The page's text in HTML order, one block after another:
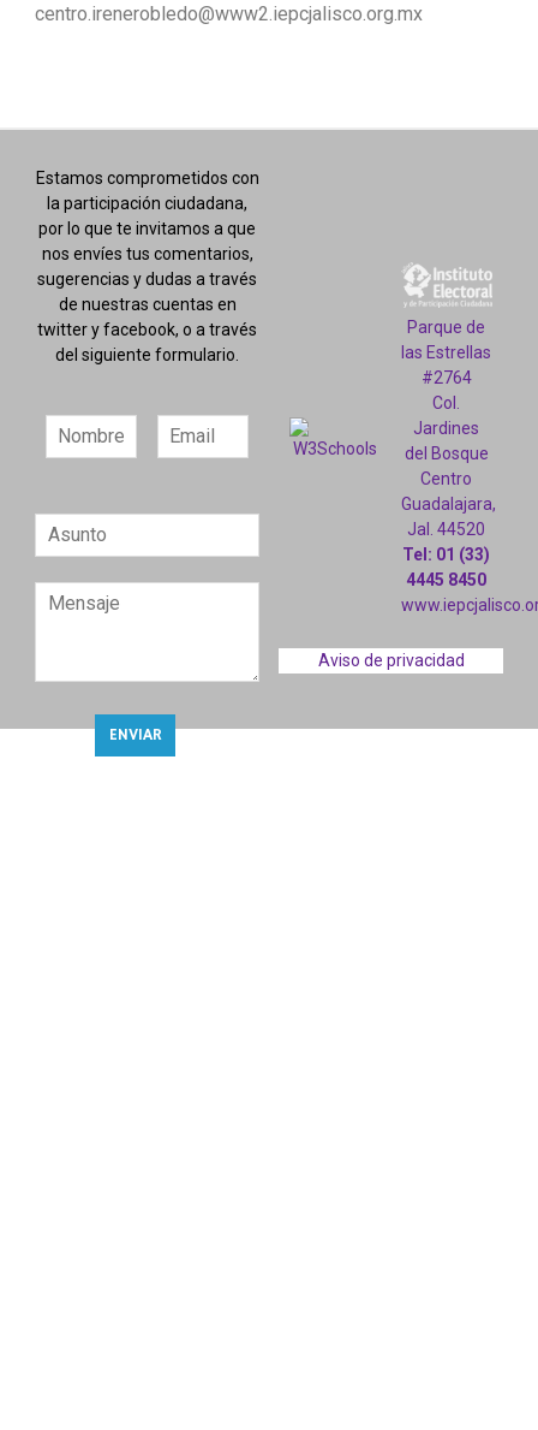
centro.irenerobledo@www2.iepcjalisco.org.mx
Estamos comprometidos con
la participación ciudadana,
por lo que te invitamos a que
nos envíes tus comentarios,
sugerencias y dudas a través
de nuestras cuentas en
twitter y facebook, o a través
del siguiente formulario.
Parque de
las Estrellas
#2764
Col.
Jardines
del Bosque
Centro
Guadalajara,
Jal. 44520
Tel: 01 (33)
4445 8450
Aviso de privacidad